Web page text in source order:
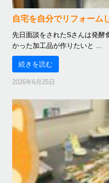
自宅を自分でリフォーム
先日面談をされたSさんは発酵
かった加工品が作りたいと ...
続きを読む
2026年6月25日